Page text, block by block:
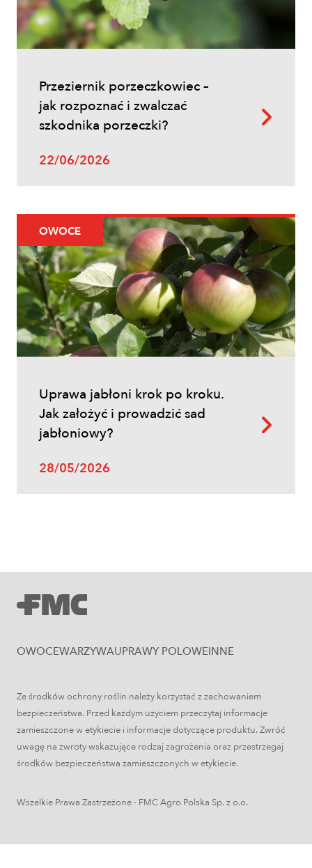
Uprawy polowe
herbicydy wybrać?
Inne
Oprysk na miotłę zbożową wiosną
Zboża jare – najważniejsze informacje
Przeziernik porzeczkowiec –
jak rozpoznać i zwalczać
szkodnika porzeczki?
22/06/2026
OWOCE
Uprawa jabłoni krok po kroku.
Jak założyć i prowadzić sad
jabłoniowy?
28/05/2026
OWOCEWARZYWAUPRAWY POLOWEINNE
Ze środków ochrony roślin należy korzystać z zachowaniem
bezpieczeństwa. Przed każdym użyciem przeczytaj informacje
zamieszczone w etykiecie i informacje dotyczące produktu. Zwróć
uwagę na zwroty wskazujące rodzaj zagrożenia oraz przestrzegaj
środków bezpieczeństwa zamieszczonych w etykiecie.
Wszelkie Prawa Zastrzeżone - FMC Agro Polska Sp. z o.o.